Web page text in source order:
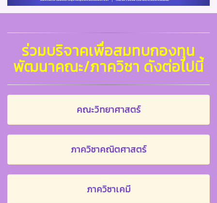
ร่วมบริจาคเพื่อสมทบกองทุน
พัฒนาคณะ/ภาควิชา ดังต่อไปนี้
คณะวิทยาศาสตร์
ภาควิชาคณิตศาสตร์
ภาควิชาเคมี